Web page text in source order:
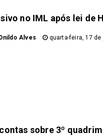
no IML após lei de
Alves quarta-feira, 17 de
sobre 3º